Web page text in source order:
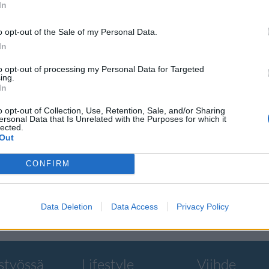
opt-out of the Sale of my Personal Data.
opt-out of processing my Personal Data for Targeted
opt-out of Collection, Use, Retention, Sale, and/or Sharing
Data that Is Unrelated with the Purposes for which it
CONFIRM
Data Deletion Data Access Privacy Policy
9 Pureview
Lifestyle Viihde